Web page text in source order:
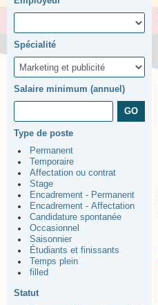
Spécialité
Salaire minimum (annuel)
Type de poste
Permanent
Temporaire
Affectation ou contrat
Stage
Encadrement - Permanent
Encadrement - Affectation
Candidature spontanée
Occasionnel
Saisonnier
Étudiants et finissants
Temps plein
filled
Statut